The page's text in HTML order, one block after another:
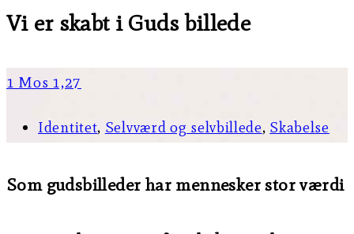
Vi er skabt i Guds billede
1 Mos 1,27
Identitet, Selvværd og selvbillede, Skabelse
Som gudsbilleder har mennesker stor værdi